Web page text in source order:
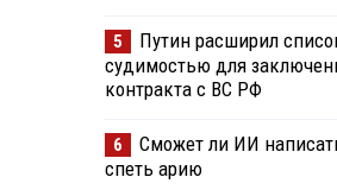
5
Путин расширил
судимостью для
контракта с ВС РФ
6
Сможет ли ИИ
спеть арию